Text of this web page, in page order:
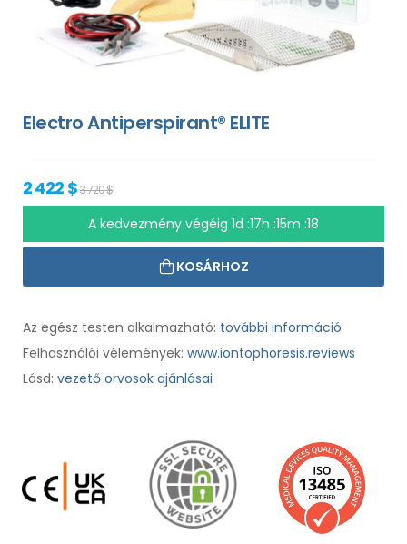
Electro Antiperspirant® ELITE
2 422 $3 720 $
A kedvezmény végéig 1d :17h :15m :17
KOSÁRHOZ
Az egész testen alkalmazható: további információ
Felhasználói vélemények: www.iontophoresis.reviews
Lásd: vezető orvosok ajánlásai